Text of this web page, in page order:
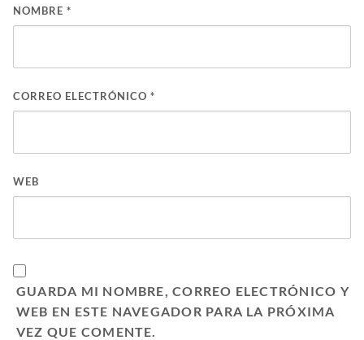
NOMBRE *
CORREO ELECTRÓNICO *
WEB
GUARDA MI NOMBRE, CORREO ELECTRÓNICO Y
WEB EN ESTE NAVEGADOR PARA LA PRÓXIMA
VEZ QUE COMENTE.